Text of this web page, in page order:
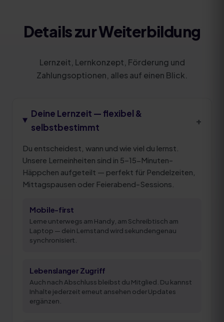
Details zur Weiterbildung
Lernzeit, Lernkonzept, Förderung und
Zahlungsoptionen, alles auf einen Blick.
Deine Lernzeit — flexibel &
selbstbestimmt
+
Du entscheidest, wann und wie viel du lernst.
Unsere Lerneinheiten sind in 5–15-Minuten-
Häppchen aufgeteilt — perfekt für Pendelzeiten,
Mittagspausen oder Feierabend-Sessions.
Mobile-first
Lerne unterwegs am Handy, am Schreibtisch am
Laptop — dein Lernstand wird sekundengenau
synchronisiert.
Lebenslanger Zugriff
Auch nach Abschluss bleibst du Mitglied. Du kannst
Inhalte jederzeit erneut ansehen oder Updates
ergänzen.